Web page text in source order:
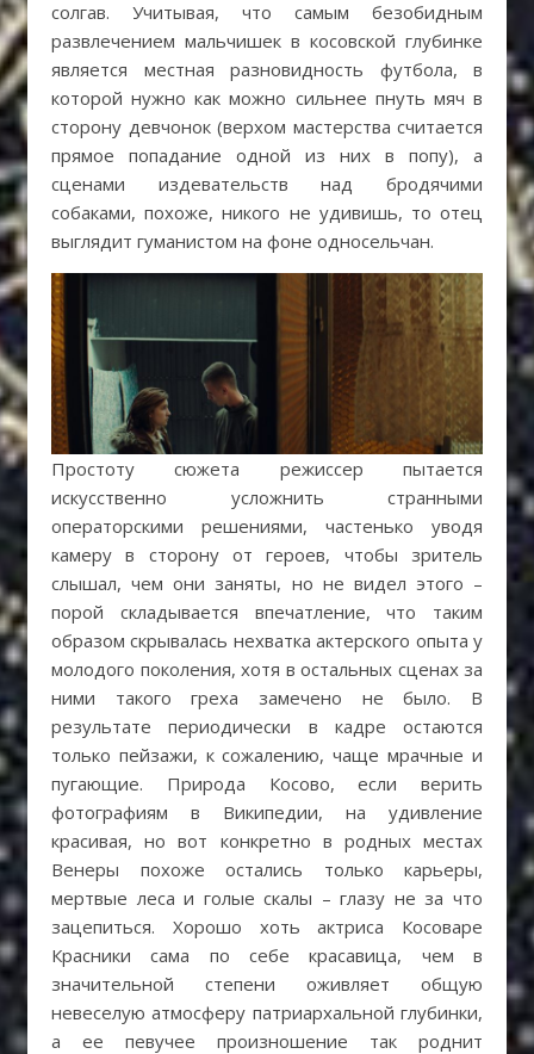
солгав. Учитывая, что самым безобидным
развлечением мальчишек в косовской глубинке
является местная разновидность футбола, в
которой нужно как можно сильнее пнуть мяч в
сторону девчонок (верхом мастерства считается
прямое попадание одной из них в попу), а
сценами издевательств над бродячими
собаками, похоже, никого не удивишь, то отец
выглядит гуманистом на фоне односельчан.
Простоту сюжета режиссер пытается
искусственно усложнить странными
операторскими решениями, частенько уводя
камеру в сторону от героев, чтобы зритель
слышал, чем они заняты, но не видел этого –
порой складывается впечатление, что таким
образом скрывалась нехватка актерского опыта у
молодого поколения, хотя в остальных сценах за
ними такого греха замечено не было. В
результате периодически в кадре остаются
только пейзажи, к сожалению, чаще мрачные и
пугающие. Природа Косово, если верить
фотографиям в Википедии, на удивление
красивая, но вот конкретно в родных местах
Венеры похоже остались только карьеры,
мертвые леса и голые скалы – глазу не за что
зацепиться. Хорошо хоть актриса Косоваре
Красники сама по себе красавица, чем в
значительной степени оживляет общую
невеселую атмосферу патриархальной глубинки,
а ее певучее произношение так роднит